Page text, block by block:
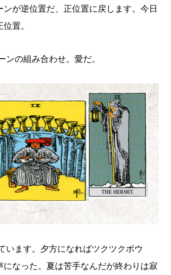
が逆位置だ、正位置に戻します。今日
置。
ンの組み合わせ。愛だ。
います。夕方になればツクツクボウ
になった。夏は苦手なんだが終わりは寂